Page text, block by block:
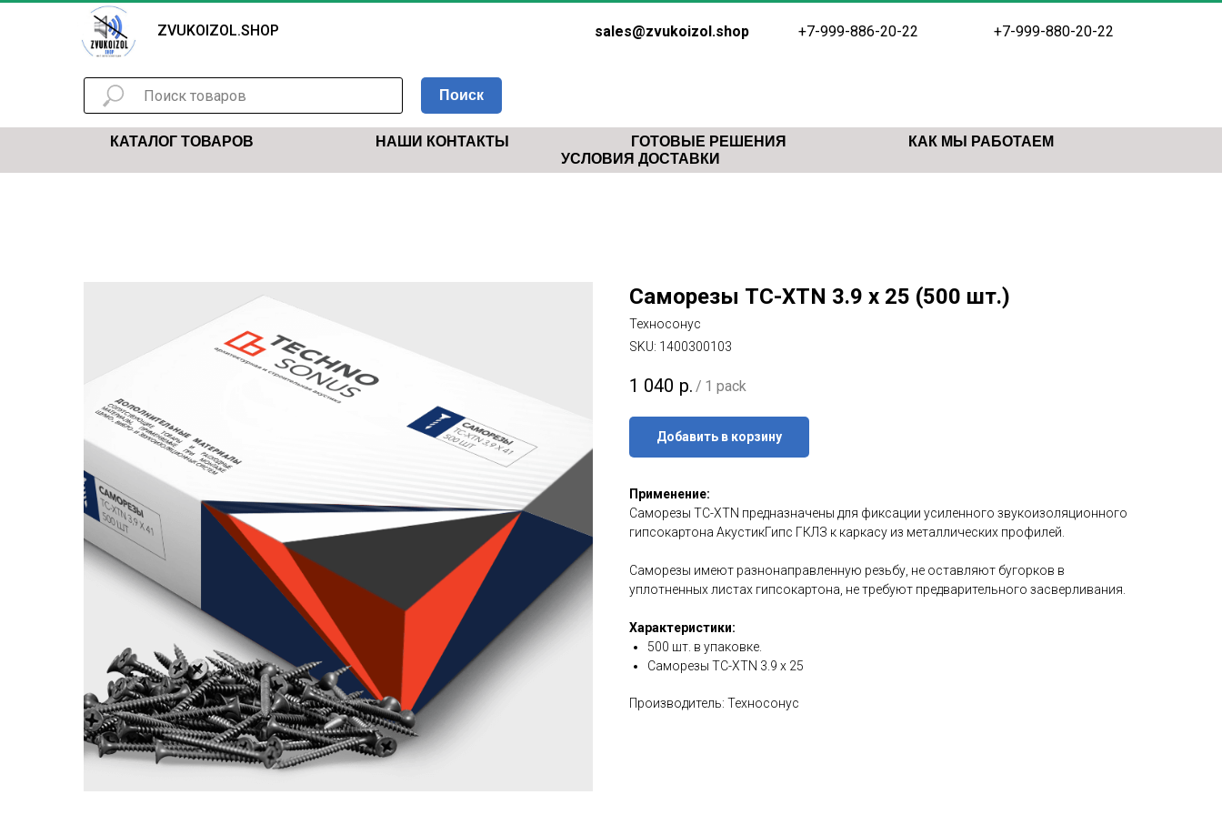
+7-999-880-20-22
+7-999-886-20-22
sales@zvukoizol.shop
ZVUKOIZOL.SHOP
Поиск
КАТАЛОГ ТОВАРОВ НАШИ КОНТАКТЫ ГОТОВЫЕ РЕШЕНИЯ
КАК МЫ РАБОТАЕМ
УСЛОВИЯ ДОСТАВКИ
Саморезы ТС-XTN 3.9 х 25 (500 шт.)
Техносонус
SKU: 1400300103
1 040 р. / 1 pack
Добавить в корзину
Применение:
Саморезы ТС-XTN предназначены для фиксации усиленного звукоизоляционного
гипсокартона АкустикГипс ГКЛЗ к каркасу из металлических профилей.
Саморезы имеют разнонаправленную резьбу, не оставляют бугорков в
уплотненных листах гипсокартона, не требуют предварительного засверливания.
Характеристики:
500 шт. в упаковке.
Саморезы ТС-XTN 3.9 х 25
Производитель: Техносонус